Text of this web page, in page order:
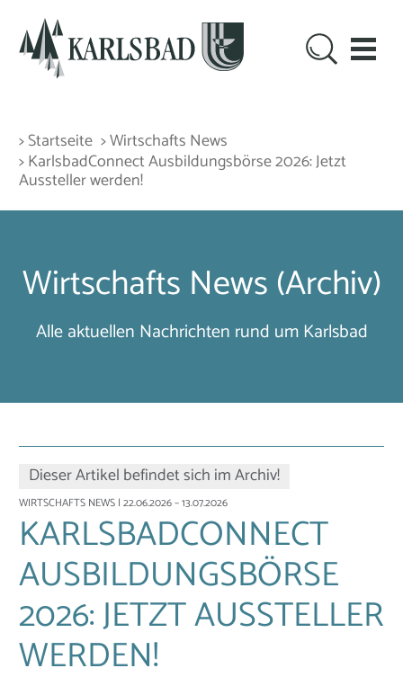
> Startseite > Wirtschafts News
> KarlsbadConnect Ausbildungsbörse 2026: Jetzt
Aussteller werden!
Wirtschafts News (Archiv)
Alle aktuellen Nachrichten rund um Karlsbad
Dieser Artikel befindet sich im Archiv!
WIRTSCHAFTS NEWS | 22.06.2026 – 13.07.2026
KARLSBADCONNECT
AUSBILDUNGSBÖRSE
2026: JETZT AUSSTELLER
WERDEN!